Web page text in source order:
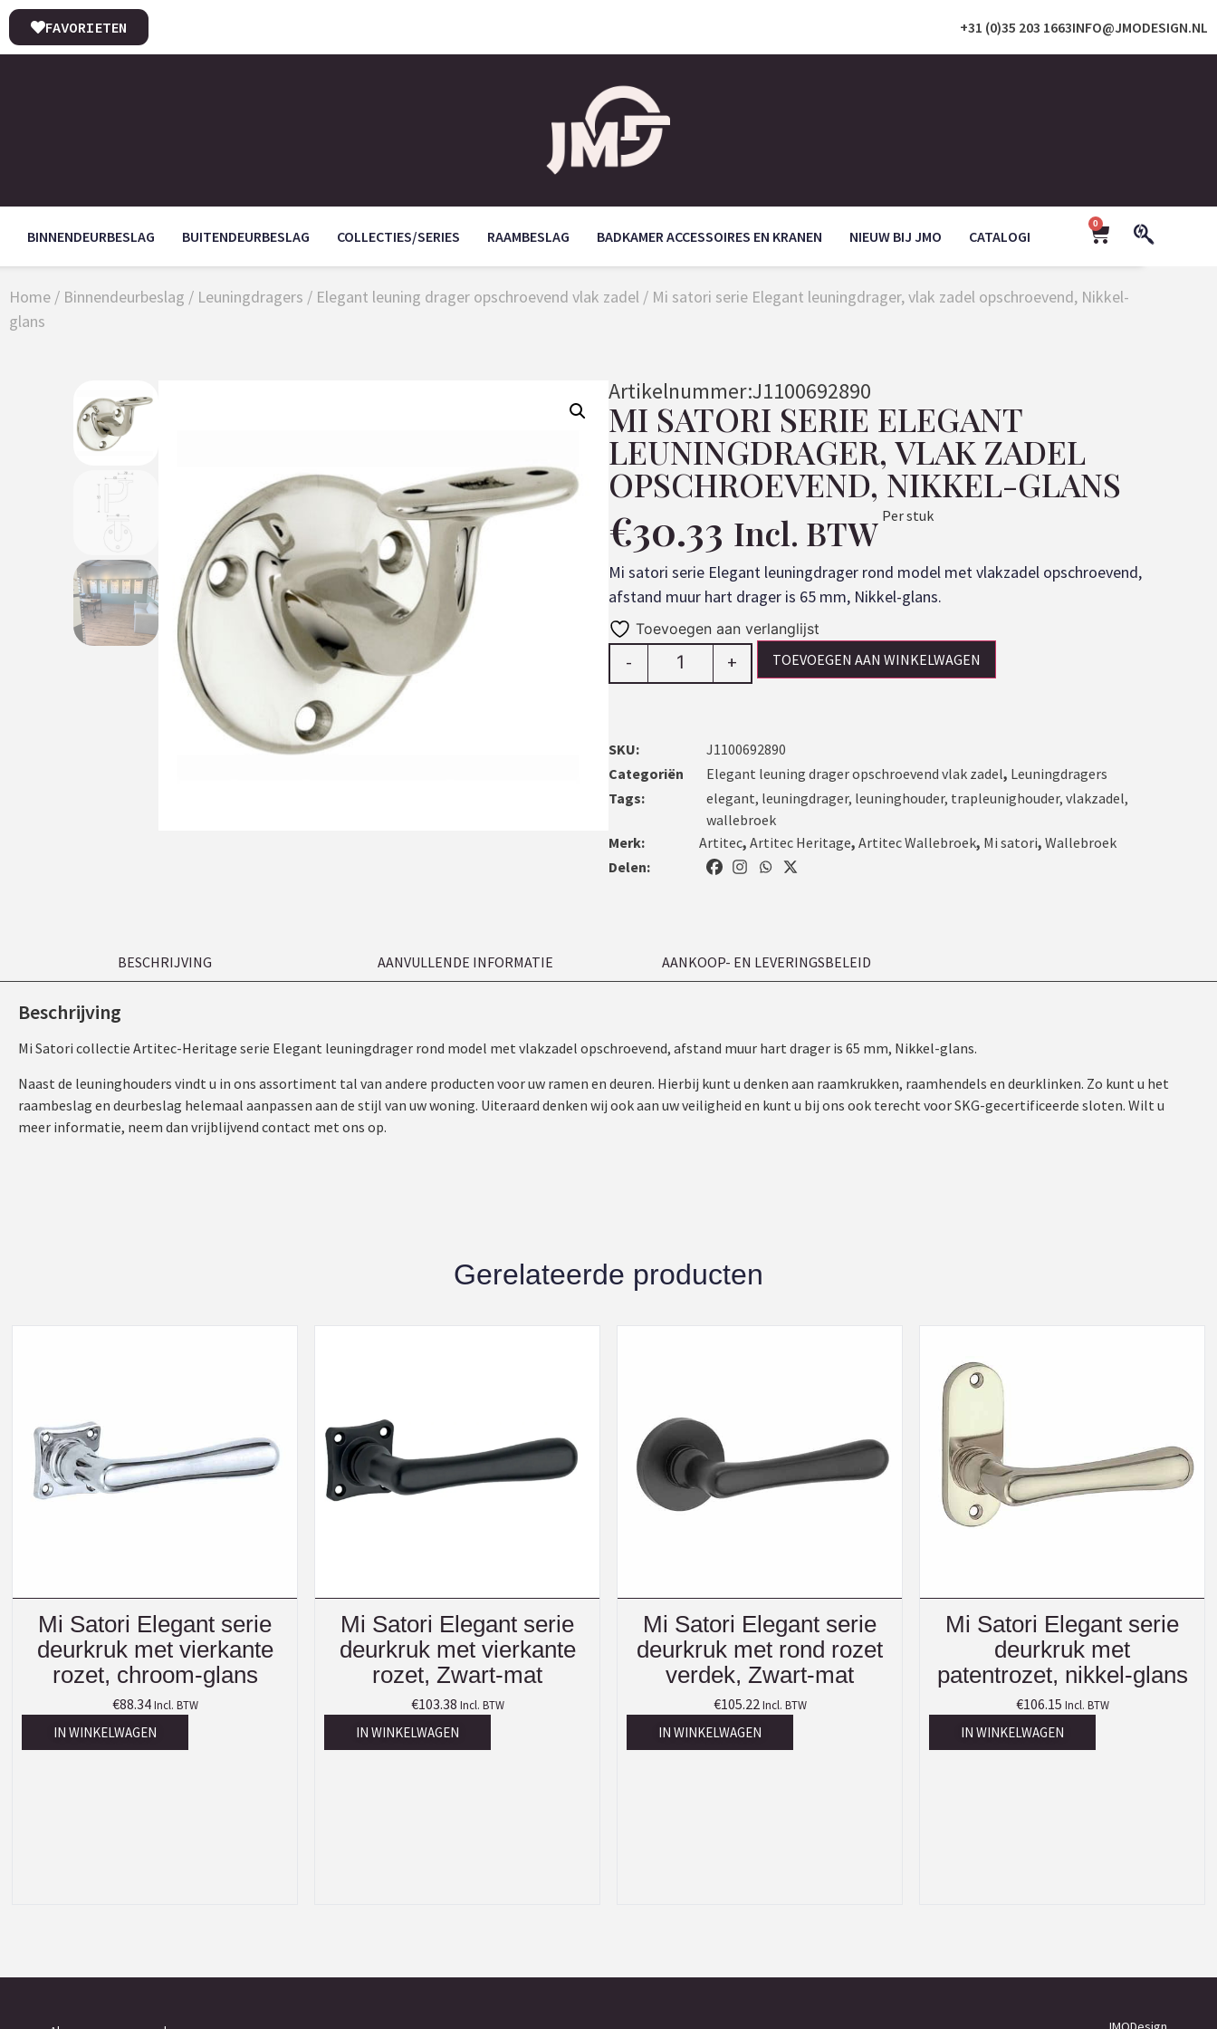
INFO@JMODESIGN.NL
+31 (0)35 203 1663
FAVORIETEN
BINNENDEURBESLAG BUITENDEURBESLAG COLLECTIES/SERIES RAAMBESLAG BADKAMER ACCESSOIRES EN KRANEN NIEUW BIJ JMO CATALOGI
0
Home / Binnendeurbeslag / Leuningdragers / Elegant leuning drager opschroevend vlak zadel / Mi satori serie Elegant leuningdrager, vlak zadel opschroevend, Nikkel-
glans
Artikelnummer:J1100692890
MI SATORI SERIE ELEGANT
LEUNINGDRAGER, VLAK ZADEL
OPSCHROEVEND, NIKKEL-GLANS
€30.33 Incl. BTW Per stuk
Mi satori serie Elegant leuningdrager rond model met vlakzadel opschroevend,
afstand muur hart drager is 65 mm, Nikkel-glans.
Toevoegen aan verlanglijst
- + TOEVOEGEN AAN WINKELWAGEN
SKU:
J1100692890
Categoriën
Elegant leuning drager opschroevend vlak zadel, Leuningdragers
Tags:
elegant, leuningdrager, leuninghouder, trapleunighouder, vlakzadel,
wallebroek
Merk:
Artitec, Artitec Heritage, Artitec Wallebroek, Mi satori, Wallebroek
Delen:
BESCHRIJVING AANVULLENDE INFORMATIE AANKOOP- EN LEVERINGSBELEID
Beschrijving
Mi Satori collectie Artitec-Heritage serie Elegant leuningdrager rond model met vlakzadel opschroevend, afstand muur hart drager is 65 mm, Nikkel-glans.
Naast de leuninghouders vindt u in ons assortiment tal van andere producten voor uw ramen en deuren. Hierbij kunt u denken aan raamkrukken, raamhendels en deurklinken. Zo kunt u het
raambeslag en deurbeslag helemaal aanpassen aan de stijl van uw woning. Uiteraard denken wij ook aan uw veiligheid en kunt u bij ons ook terecht voor SKG-gecertificeerde sloten. Wilt u
meer informatie, neem dan vrijblijvend contact met ons op.
Gerelateerde producten
Mi Satori Elegant serie
deurkruk met vierkante
rozet, chroom-glans
€88.34 Incl. BTW
IN WINKELWAGEN
Mi Satori Elegant serie
deurkruk met vierkante
rozet, Zwart-mat
€103.38 Incl. BTW
IN WINKELWAGEN
Mi Satori Elegant serie
deurkruk met rond rozet
verdek, Zwart-mat
€105.22 Incl. BTW
IN WINKELWAGEN
Mi Satori Elegant serie
deurkruk met
patentrozet, nikkel-glans
€106.15 Incl. BTW
IN WINKELWAGEN